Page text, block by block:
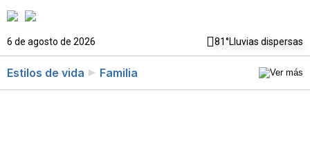
6 de agosto de 2026 81°Lluvias dispersas
Estilos de vida Familia